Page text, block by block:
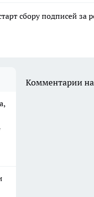
сбору подписей
Комментарии